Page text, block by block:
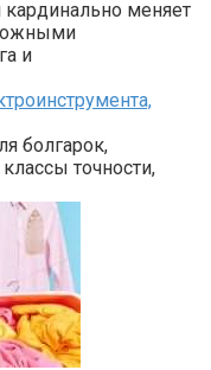
меняет
и
болгарок,
точности,